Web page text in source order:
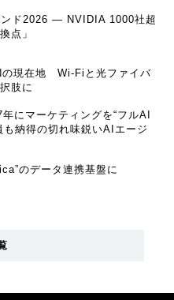
ド2026 ― NVIDIA 1000社超
点」
の現在地 Wi-Fiと光ファイバ
肢に
にマーケティングを“フルAI
納得の切れ味鋭いAIエージ
のデータ連携基盤に